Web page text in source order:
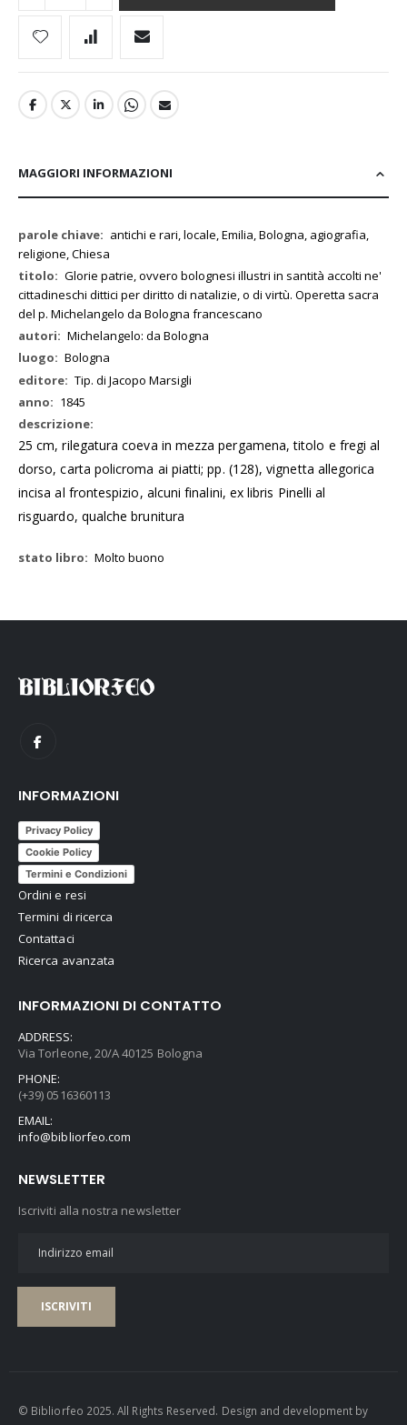
MAGGIORI INFORMAZIONI
Maggiori
Informazioni
antichi e rari, locale, Emilia, Bologna, agiografia,
religione, Chiesa
Glorie patrie, ovvero bolognesi illustri in santità accolti ne'
cittadineschi dittici per diritto di natalizie, o di virtù. Operetta sacra
del p. Michelangelo da Bologna francescano
Michelangelo: da Bologna
Bologna
Tip. di Jacopo Marsigli
1845
25 cm, rilegatura coeva in mezza pergamena, titolo e fregi al
dorso, carta policroma ai piatti; pp. (128), vignetta allegorica
incisa al frontespizio, alcuni finalini, ex libris Pinelli al
risguardo, qualche brunitura
Molto buono
INFORMAZIONI
Privacy Policy
Cookie Policy
Termini e Condizioni
Ordini e resi
Termini di ricerca
Contattaci
Ricerca avanzata
INFORMAZIONI DI CONTATTO
ADDRESS:
Via Torleone, 20/A 40125 Bologna
PHONE:
(+39) 0516360113
EMAIL:
info@bibliorfeo.com
NEWSLETTER
Iscriviti alla nostra newsletter
ISCRIVITI
© Bibliorfeo 2025. All Rights Reserved. Design and development by